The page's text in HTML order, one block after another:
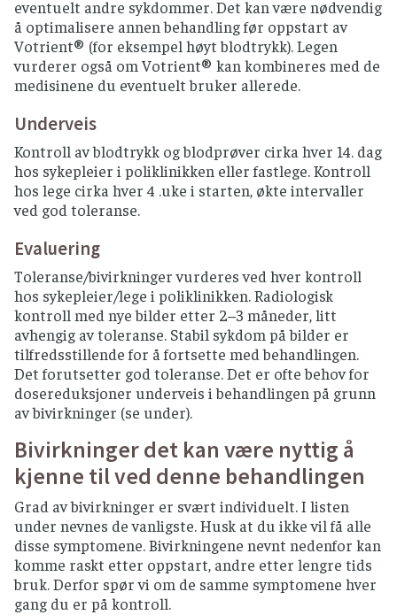
eventuelt andre sykdommer. Det kan være nødvendig
å optimalisere annen behandling før oppstart av
Votrient® (for eksempel høyt blodtrykk). Legen
vurderer også om Votrient® kan kombineres med de
medisinene du eventuelt bruker allerede.
Underveis
Kontroll av blodtrykk og blodprøver cirka hver 14. dag
hos sykepleier i poliklinikken eller fastlege. Kontroll
hos lege cirka hver 4 .uke i starten, økte intervaller
ved god toleranse.
Evaluering
Toleranse/bivirkninger vurderes ved hver kontroll
hos sykepleier/lege i poliklinikken. Radiologisk
kontroll med nye bilder etter 2–3 måneder, litt
avhengig av toleranse. Stabil sykdom på bilder er
tilfredsstillende for å fortsette med behandlingen.
Det forutsetter god toleranse. Det er ofte behov for
dosereduksjoner underveis i behandlingen på grunn
av bivirkninger (se under).
Bivirkninger det kan være nyttig å
kjenne til ved denne behandlingen
Grad av bivirkninger er svært individuelt. I listen
under nevnes de vanligste. Husk at du ikke vil få alle
disse symptomene. Bivirkningene nevnt nedenfor kan
komme raskt etter oppstart, andre etter lengre tids
bruk. Derfor spør vi om de samme symptomene hver
gang du er på kontroll.